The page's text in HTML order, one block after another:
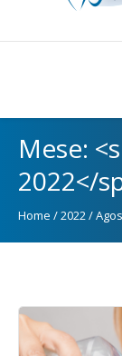
Mese:
2022</
Home /2022/